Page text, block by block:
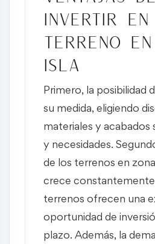
invertir en
terreno
isla
Primero, la posibilidad
su medida, eligiendo
materiales y acabados
y necesidades.
de los terrenos en
crece
terrenos ofrecen una
oportunidad de
plazo. Además, la